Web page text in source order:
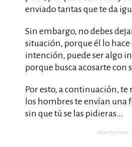
enviado tantas que te da
Sin embargo, no debes
situación, porque él lo
intención, puede ser algo
porque busca acosarte con
Por esto, a continuación,
los hombres te envían una
sin que tú se las pidieras…
Advertisement